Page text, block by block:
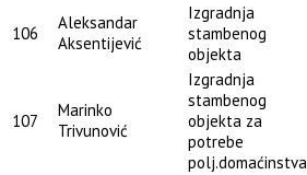
106
Aleksandar
Aksentijević
Izgradnja
stambenog
objekta
107
Marinko
Trivunović
Izgradnja
stambenog
objekta za
potrebe
polj.domaćinstva